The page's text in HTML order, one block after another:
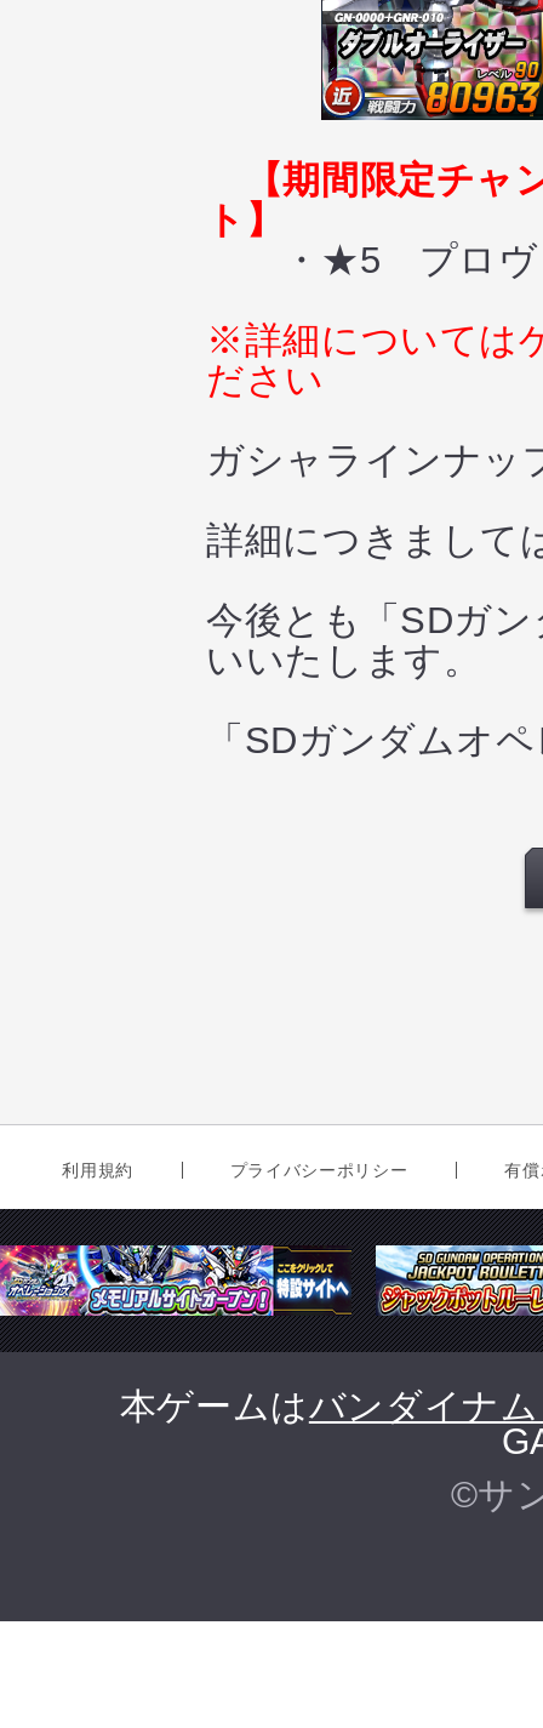
【期間限定チ
ト】
・★5 プロヴ
※詳細については
ださい
ガシャラインナッ
詳細につきまして
今後とも「SDガ
いいたします。
「SDガンダムオ
利用規約 プライバシーポリシー 有
本ゲームはバンダイナ
©サ